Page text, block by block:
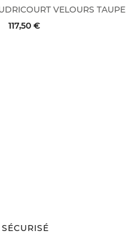
VELOURS TAUPE
117,50 €